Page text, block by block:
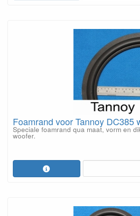
Foamrand voor Tannoy DC385
Speciale foamrand qua maat, vorm en
woofer.